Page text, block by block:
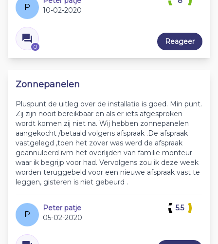
P
10-02-2020
0
Reageer
Zonnepanelen
Pluspunt de uitleg over de installatie is goed. Min punt.
Zij zijn nooit bereikbaar en als er iets afgesproken
wordt komen zij niet na. Wij hebben zonnepanelen
aangekocht /betaald volgens afspraak .De afspraak
vastgelegd ,toen het zover was werd de afspraak
geannuleerd ivm het overlijden van familie monteur
waar ik begrijp voor had. Vervolgens zou ik deze week
worden teruggebeld voor een nieuwe afspraak vast te
leggen, gisteren is niet gebeurd .
P
Peter patje
05-02-2020
5.5